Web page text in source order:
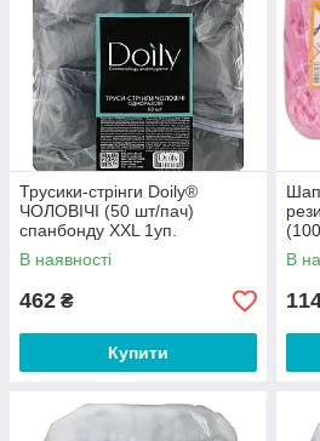
Трусики-стрінги Doily®
ЧОЛОВІЧІ (50 шт/пач)
спанбонду XXL 1уп.
В наявності
462 ₴
Купити
В